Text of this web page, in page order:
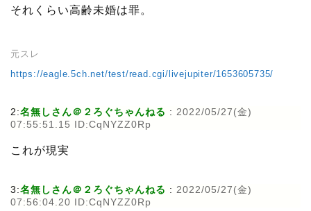
それくらい高齢未婚は罪。
元スレ
https://eagle.5ch.net/test/read.cgi/livejupiter/1653605735/
2:名無しさん＠２ろぐちゃんねる : 2022/05/27(金)
07:55:51.15 ID:CqNYZZ0Rp
これが現実
3:名無しさん＠２ろぐちゃんねる : 2022/05/27(金)
07:56:04.20 ID:CqNYZZ0Rp